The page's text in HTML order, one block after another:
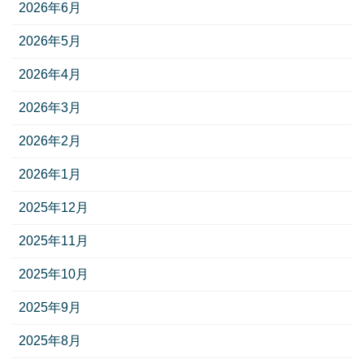
2026年6月
2026年5月
2026年4月
2026年3月
2026年2月
2026年1月
2025年12月
2025年11月
2025年10月
2025年9月
2025年8月